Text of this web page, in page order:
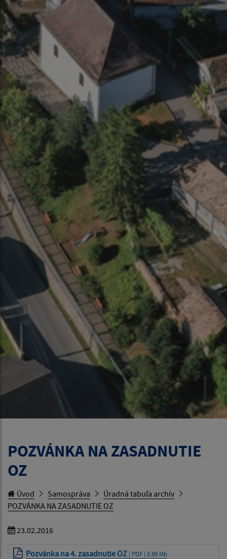
POZVÁNKA NA ZASADNUTIE
OZ
Úvod Samospráva
Úradná tabuľa archív
POZVÁNKA NA ZASADNUTIE OZ
23.02.2016
Pozvánka na 4. zasadnutie OZ | PDF | 0.89 Mb